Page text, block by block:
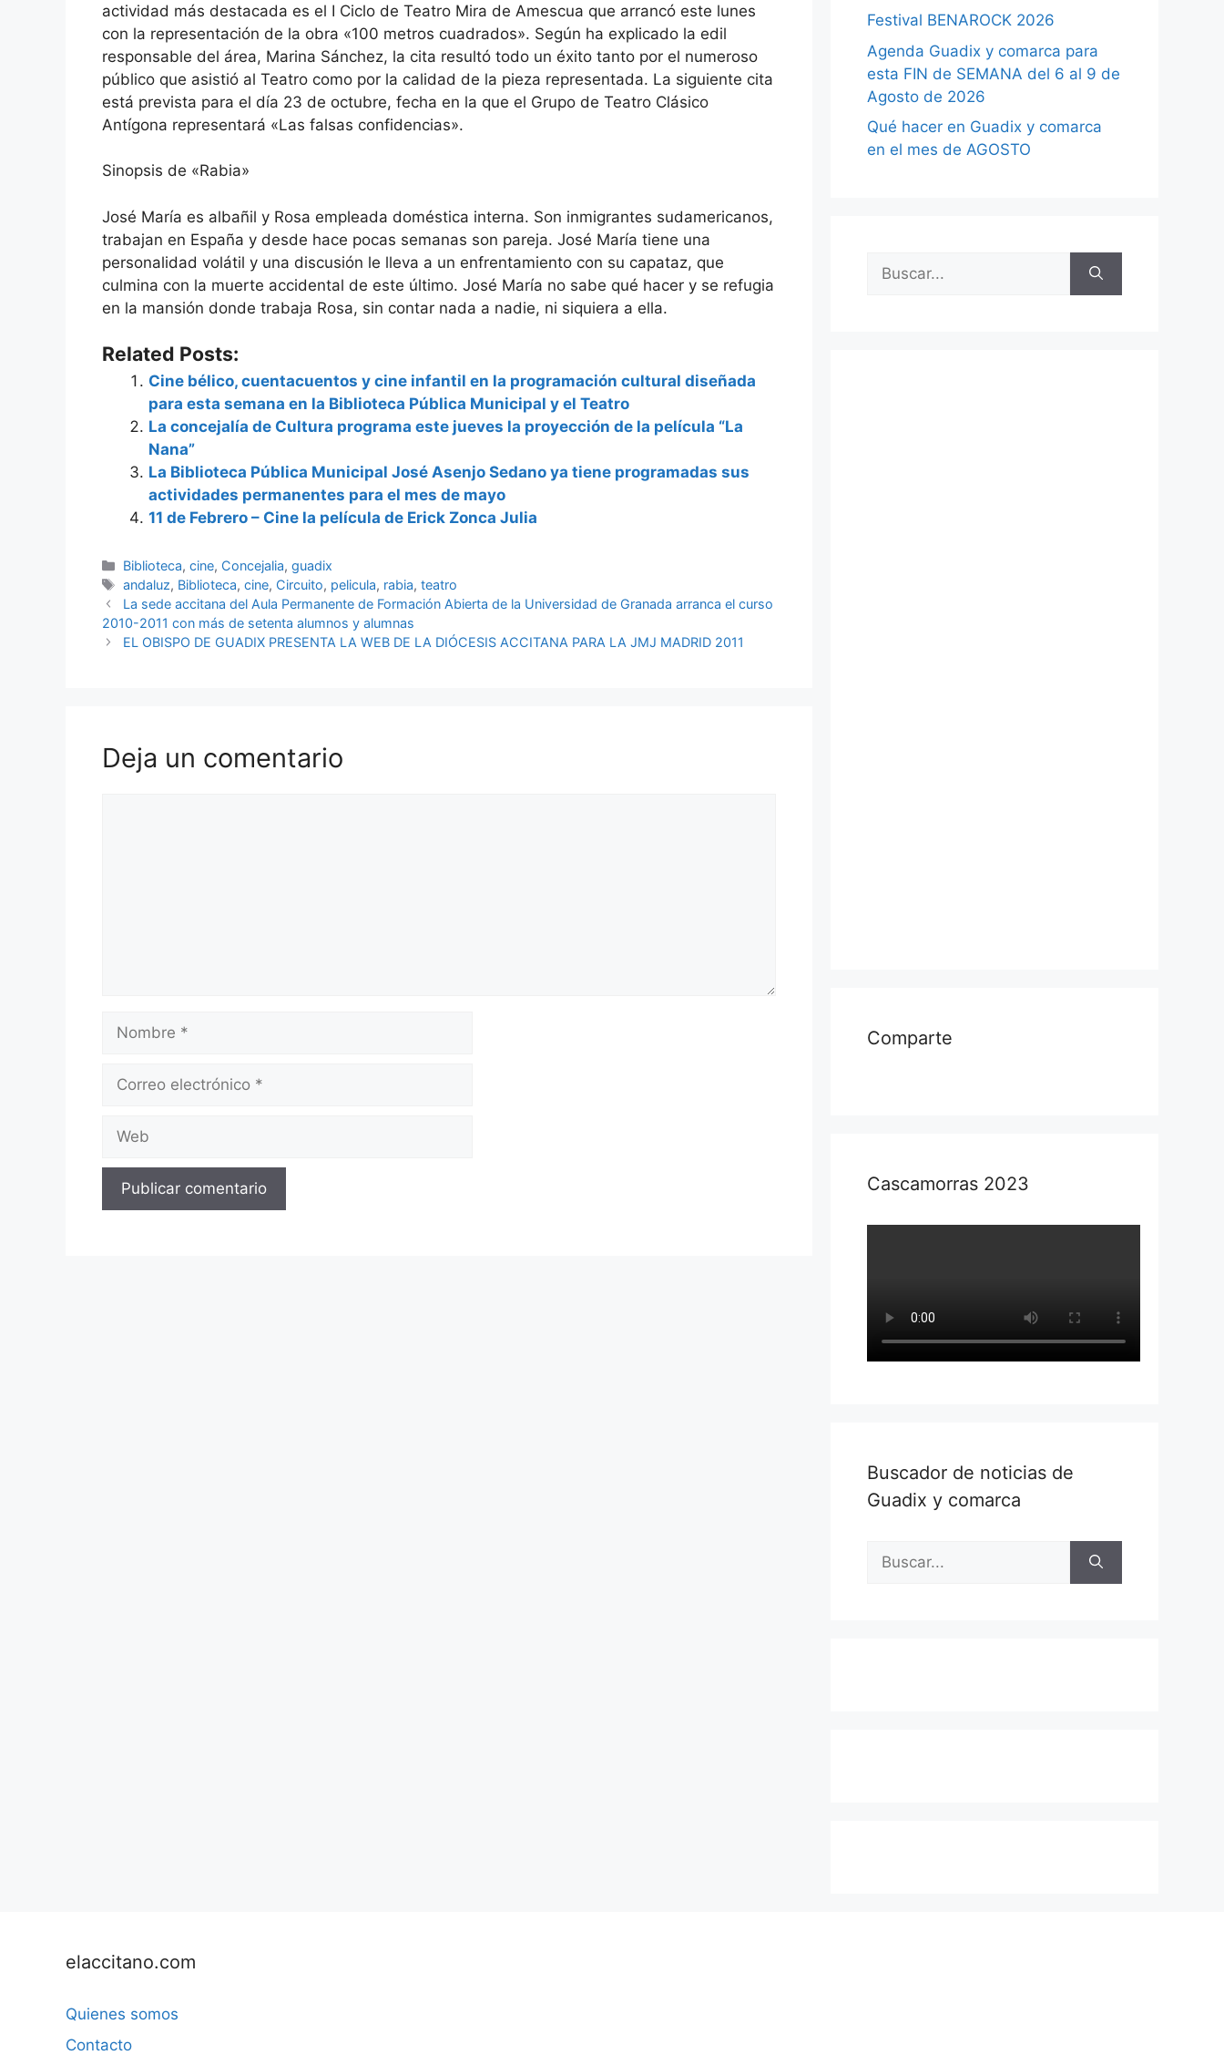
actividad más destacada es el I Ciclo de Teatro Mira de Amescua que arrancó este lunes
con la representación de la obra «100 metros cuadrados». Según ha explicado la edil
responsable del área, Marina Sánchez, la cita resultó todo un éxito tanto por el numeroso
público que asistió al Teatro como por la calidad de la pieza representada. La siguiente cita
está prevista para el día 23 de octubre, fecha en la que el Grupo de Teatro Clásico
Antígona representará «Las falsas confidencias».
Sinopsis de «Rabia»
José María es albañil y Rosa empleada doméstica interna. Son inmigrantes sudamericanos,
trabajan en España y desde hace pocas semanas son pareja. José María tiene una
personalidad volátil y una discusión le lleva a un enfrentamiento con su capataz, que
culmina con la muerte accidental de este último. José María no sabe qué hacer y se refugia
en la mansión donde trabaja Rosa, sin contar nada a nadie, ni siquiera a ella.
Related Posts:
Cine bélico, cuentacuentos y cine infantil en la programación cultural diseñada
para esta semana en la Biblioteca Pública Municipal y el Teatro
La concejalía de Cultura programa este jueves la proyección de la película “La
Nana”
La Biblioteca Pública Municipal José Asenjo Sedano ya tiene programadas sus
actividades permanentes para el mes de mayo
11 de Febrero – Cine la película de Erick Zonca Julia
Categorías
Biblioteca,cine, Concejalia,guadix
Etiquetas
andaluz, Biblioteca,cine, Circuito, pelicula, rabia,teatro
La sede accitana del Aula Permanente de Formación Abierta de la Universidad de Granada arranca el curso
2010-2011 con más de setenta alumnos y alumnas
EL OBISPO DE GUADIX PRESENTA LA WEB DE LA DIÓCESIS ACCITANA PARA LA JMJ MADRID 2011
Deja un comentario
Nombre
Correo
Web
Festival BENAROCK 2026
Agenda Guadix y comarca para
esta FIN de SEMANA del 6 al 9 de
Agosto de 2026
Qué hacer en Guadix y comarca
en el mes de AGOSTO
Buscar:
Comparte
Cascamorras 2023
Buscador de noticias de
Guadix y comarca
Buscar:
elaccitano.com
Quienes somos
Contacto